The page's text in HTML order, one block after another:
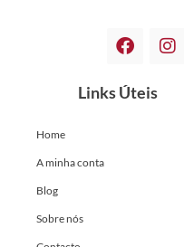
Links Úteis
Home
A minha conta
Blog
Sobre nós